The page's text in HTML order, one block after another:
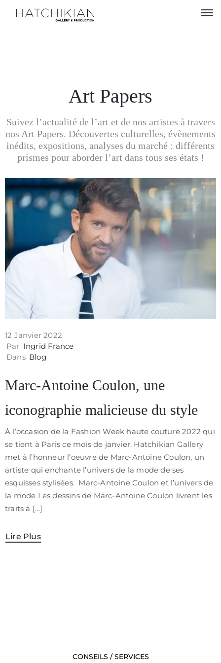
Visitez
notre
Art
Lire
notre
Magazine
Contact
Politique
confidentialité
CGV
Art Papers
Suivez l’actualité de l’art et de nos artistes à travers
nos Art Papers. Découvertes culturelles, évènements
inédits, expositions, analyses du marché : différents
prismes pour aborder l’art dans tous ses états !
12 Janvier 2022
Par Ingrid France
Dans Blog
Marc-Antoine Coulon, une
iconographie malicieuse du style
À l’occasion de la Fashion Week haute couture 2022 qui
se tient à Paris ce mois de janvier, Hatchikian Gallery
met à l’honneur l’oeuvre de Marc-Antoine Coulon, un
artiste qui enchante l’univers de la mode de ses
esquisses stylisées. Marc-Antoine Coulon et l’univers de
la mode Les dessins de Marc-Antoine Coulon livrent les
traits à […]
Lire Plus
CONSEILS / SERVICES